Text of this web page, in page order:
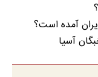
آمده است؟
آسیا